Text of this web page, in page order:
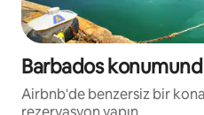
Barbados
Airbnb'de benzersiz bir